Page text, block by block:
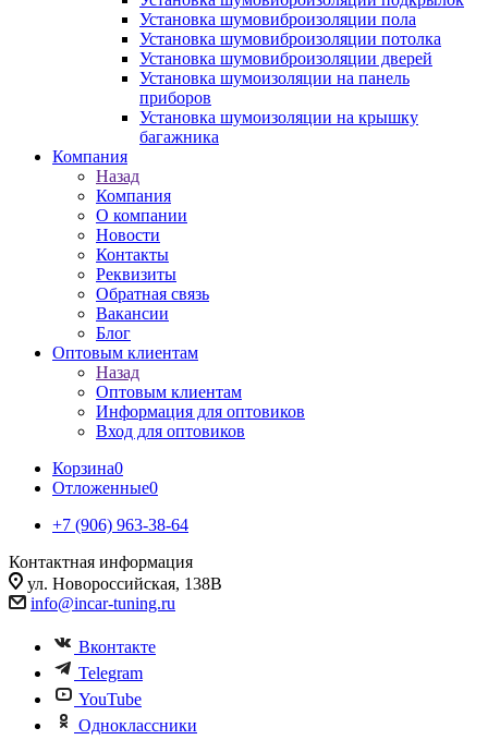
Установка шумовиброизоляции пола
Установка шумовиброизоляции потолка
Установка шумовиброизоляции дверей
Установка шумоизоляции на панель
приборов
Установка шумоизоляции на крышку
багажника
Компания
Назад
Компания
О компании
Новости
Контакты
Реквизиты
Обратная связь
Вакансии
Блог
Оптовым клиентам
Назад
Оптовым клиентам
Информация для оптовиков
Вход для оптовиков
Корзина0
Отложенные0
+7 (906) 963-38-64
Контактная информация
ул. Новороссийская, 138В
info@incar-tuning.ru
Вконтакте
Telegram
YouTube
Одноклассники